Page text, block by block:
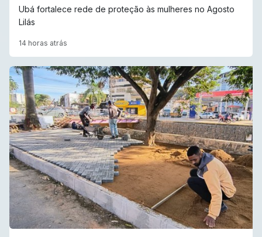
Ubá fortalece rede de proteção às mulheres no Agosto
Lilás
14 horas atrás